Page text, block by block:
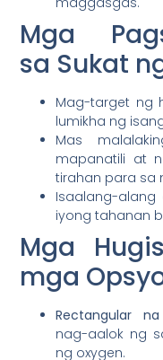
Mga
sa Sukat
Mag-target ng
lumikha ng
Mas
mapanatili at
tirahan para sa
Isaalang-
iyong tahanan
Mga
mga
Rectangular
nag-aalok ng
ng oxygen.